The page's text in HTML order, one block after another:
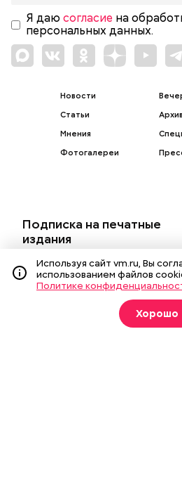
Подпишитесь на рассылку
Новости
Статьи
Используя сайт vm.ru, Вы
использованием файлов
Политике
Хорошо